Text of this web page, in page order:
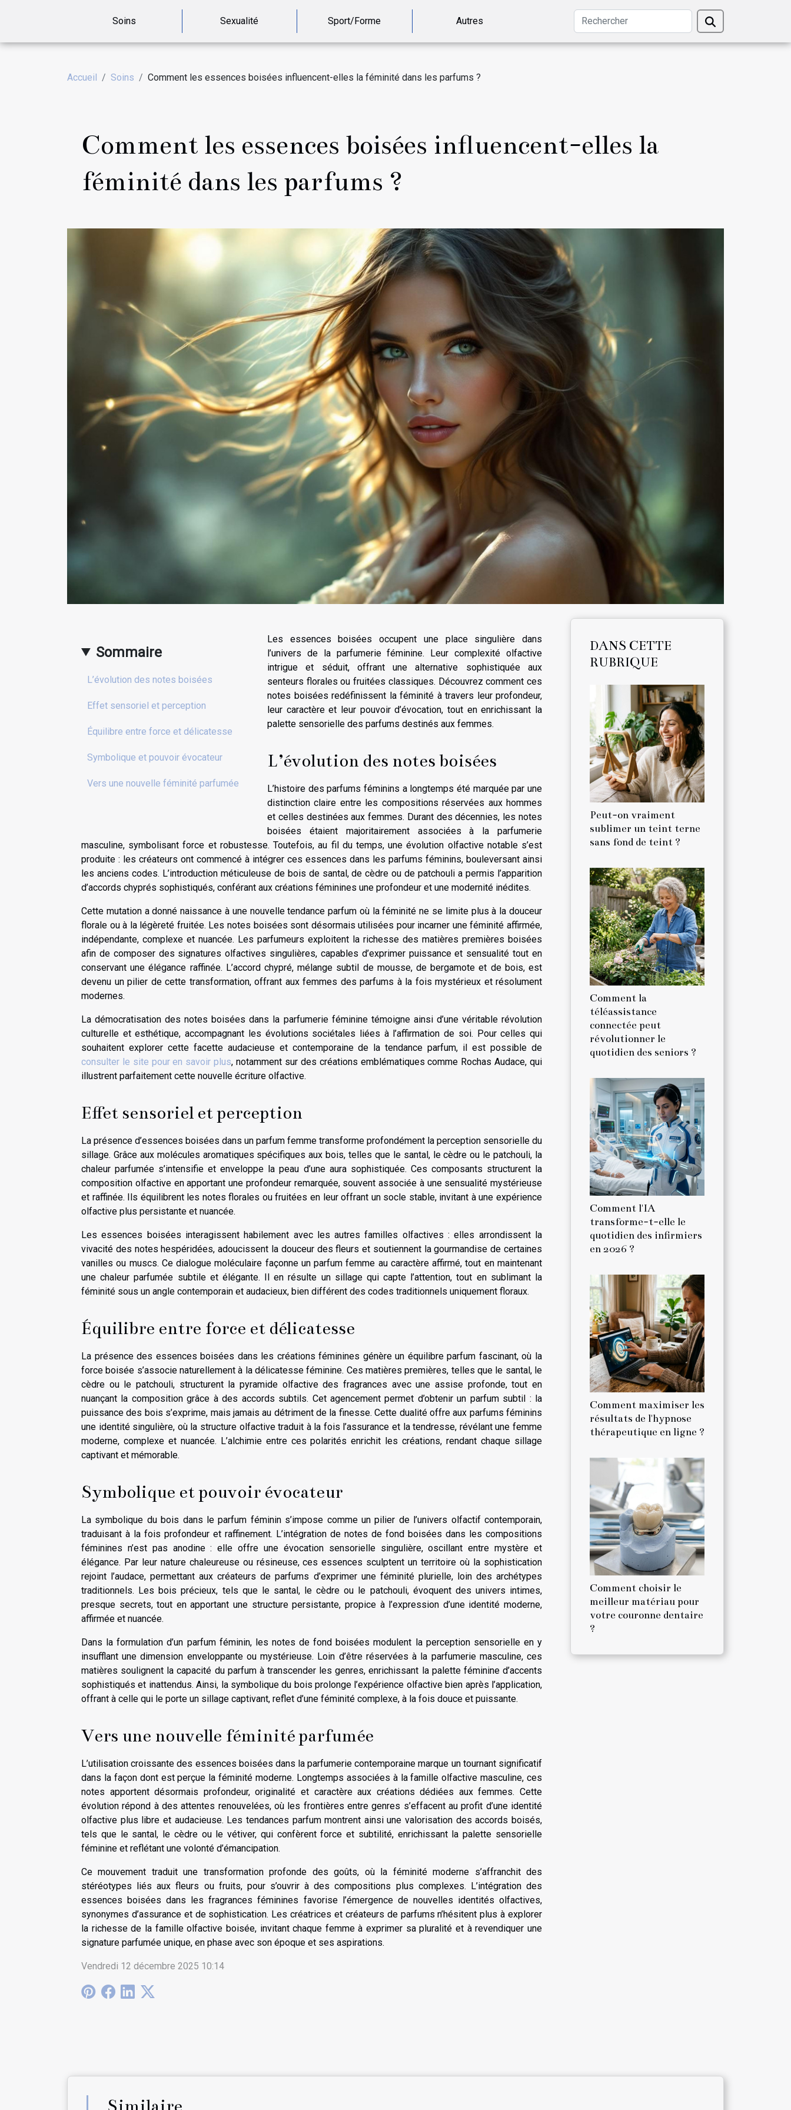
Soins Sexualité Sport/Forme Autres
Accueil Soins Comment les essences boisées influencent-elles la féminité dans les parfums ?
Comment les essences boisées influencent-elles la
féminité dans les parfums ?
Sommaire
L’évolution des notes boisées
Effet sensoriel et perception
Équilibre entre force et délicatesse
Symbolique et pouvoir évocateur
Vers une nouvelle féminité parfumée
Les essences boisées occupent une place singulière dans
l’univers de la parfumerie féminine. Leur complexité olfactive
intrigue et séduit, offrant une alternative sophistiquée aux
senteurs florales ou fruitées classiques. Découvrez comment ces
notes boisées redéfinissent la féminité à travers leur profondeur,
leur caractère et leur pouvoir d’évocation, tout en enrichissant la
palette sensorielle des parfums destinés aux femmes.
L’évolution des notes boisées
L’histoire des parfums féminins a longtemps été marquée par une
distinction claire entre les compositions réservées aux hommes
et celles destinées aux femmes. Durant des décennies, les notes
boisées étaient majoritairement associées à la parfumerie
masculine, symbolisant force et robustesse. Toutefois, au fil du temps, une évolution olfactive notable s’est
produite : les créateurs ont commencé à intégrer ces essences dans les parfums féminins, bouleversant ainsi
les anciens codes. L’introduction méticuleuse de bois de santal, de cèdre ou de patchouli a permis l’apparition
d’accords chyprés sophistiqués, conférant aux créations féminines une profondeur et une modernité inédites.
Cette mutation a donné naissance à une nouvelle tendance parfum où la féminité ne se limite plus à la douceur
florale ou à la légèreté fruitée. Les notes boisées sont désormais utilisées pour incarner une féminité affirmée,
indépendante, complexe et nuancée. Les parfumeurs exploitent la richesse des matières premières boisées
afin de composer des signatures olfactives singulières, capables d’exprimer puissance et sensualité tout en
conservant une élégance raffinée. L’accord chypré, mélange subtil de mousse, de bergamote et de bois, est
devenu un pilier de cette transformation, offrant aux femmes des parfums à la fois mystérieux et résolument
modernes.
La démocratisation des notes boisées dans la parfumerie féminine témoigne ainsi d’une véritable révolution
culturelle et esthétique, accompagnant les évolutions sociétales liées à l’affirmation de soi. Pour celles qui
souhaitent explorer cette facette audacieuse et contemporaine de la tendance parfum, il est possible de
consulter le site pour en savoir plus, notamment sur des créations emblématiques comme Rochas Audace, qui
illustrent parfaitement cette nouvelle écriture olfactive.
Effet sensoriel et perception
La présence d’essences boisées dans un parfum femme transforme profondément la perception sensorielle du
sillage. Grâce aux molécules aromatiques spécifiques aux bois, telles que le santal, le cèdre ou le patchouli, la
chaleur parfumée s’intensifie et enveloppe la peau d’une aura sophistiquée. Ces composants structurent la
composition olfactive en apportant une profondeur remarquée, souvent associée à une sensualité mystérieuse
et raffinée. Ils équilibrent les notes florales ou fruitées en leur offrant un socle stable, invitant à une expérience
olfactive plus persistante et nuancée.
Les essences boisées interagissent habilement avec les autres familles olfactives : elles arrondissent la
vivacité des notes hespéridées, adoucissent la douceur des fleurs et soutiennent la gourmandise de certaines
vanilles ou muscs. Ce dialogue moléculaire façonne un parfum femme au caractère affirmé, tout en maintenant
une chaleur parfumée subtile et élégante. Il en résulte un sillage qui capte l’attention, tout en sublimant la
féminité sous un angle contemporain et audacieux, bien différent des codes traditionnels uniquement floraux.
Équilibre entre force et délicatesse
La présence des essences boisées dans les créations féminines génère un équilibre parfum fascinant, où la
force boisée s’associe naturellement à la délicatesse féminine. Ces matières premières, telles que le santal, le
cèdre ou le patchouli, structurent la pyramide olfactive des fragrances avec une assise profonde, tout en
nuançant la composition grâce à des accords subtils. Cet agencement permet d’obtenir un parfum subtil : la
puissance des bois s’exprime, mais jamais au détriment de la finesse. Cette dualité offre aux parfums féminins
une identité singulière, où la structure olfactive traduit à la fois l’assurance et la tendresse, révélant une femme
moderne, complexe et nuancée. L’alchimie entre ces polarités enrichit les créations, rendant chaque sillage
captivant et mémorable.
Symbolique et pouvoir évocateur
La symbolique du bois dans le parfum féminin s’impose comme un pilier de l’univers olfactif contemporain,
traduisant à la fois profondeur et raffinement. L’intégration de notes de fond boisées dans les compositions
féminines n’est pas anodine : elle offre une évocation sensorielle singulière, oscillant entre mystère et
élégance. Par leur nature chaleureuse ou résineuse, ces essences sculptent un territoire où la sophistication
rejoint l’audace, permettant aux créateurs de parfums d’exprimer une féminité plurielle, loin des archétypes
traditionnels. Les bois précieux, tels que le santal, le cèdre ou le patchouli, évoquent des univers intimes,
presque secrets, tout en apportant une structure persistante, propice à l’expression d’une identité moderne,
affirmée et nuancée.
Dans la formulation d’un parfum féminin, les notes de fond boisées modulent la perception sensorielle en y
insufflant une dimension enveloppante ou mystérieuse. Loin d’être réservées à la parfumerie masculine, ces
matières soulignent la capacité du parfum à transcender les genres, enrichissant la palette féminine d’accents
sophistiqués et inattendus. Ainsi, la symbolique du bois prolonge l’expérience olfactive bien après l’application,
offrant à celle qui le porte un sillage captivant, reflet d’une féminité complexe, à la fois douce et puissante.
Vers une nouvelle féminité parfumée
L’utilisation croissante des essences boisées dans la parfumerie contemporaine marque un tournant significatif
dans la façon dont est perçue la féminité moderne. Longtemps associées à la famille olfactive masculine, ces
notes apportent désormais profondeur, originalité et caractère aux créations dédiées aux femmes. Cette
évolution répond à des attentes renouvelées, où les frontières entre genres s’effacent au profit d’une identité
olfactive plus libre et audacieuse. Les tendances parfum montrent ainsi une valorisation des accords boisés,
tels que le santal, le cèdre ou le vétiver, qui confèrent force et subtilité, enrichissant la palette sensorielle
féminine et reflétant une volonté d’émancipation.
Ce mouvement traduit une transformation profonde des goûts, où la féminité moderne s’affranchit des
stéréotypes liés aux fleurs ou fruits, pour s’ouvrir à des compositions plus complexes. L’intégration des
essences boisées dans les fragrances féminines favorise l’émergence de nouvelles identités olfactives,
synonymes d’assurance et de sophistication. Les créatrices et créateurs de parfums n’hésitent plus à explorer
la richesse de la famille olfactive boisée, invitant chaque femme à exprimer sa pluralité et à revendiquer une
signature parfumée unique, en phase avec son époque et ses aspirations.
Vendredi 12 décembre 2025 10:14
DANS CETTE
RUBRIQUE
Peut-on vraiment
sublimer un teint terne
sans fond de teint ?
Comment la
téléassistance
connectée peut
révolutionner le
quotidien des seniors ?
Comment l'IA
transforme-t-elle le
quotidien des infirmiers
en 2026 ?
Comment maximiser les
résultats de l'hypnose
thérapeutique en ligne ?
Comment choisir le
meilleur matériau pour
votre couronne dentaire
?